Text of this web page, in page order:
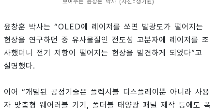
보여주는 윤창훈 박사 (사진=생기원)
윤창훈 박사는 “OLED에 레이저를 쏘면 발광도가 떨어지는
현상을 연구하던 중 유사물질인 전도성 고분자에 레이저를 조
사했더니 전기 저항이 떨어지는 현상을 발견하게 되었다”고
설명했다.
이어 “개발된 공정기술은 플렉시블 디스플레이뿐 아니라 사용
자 맞춤형 웨어러블 기기, 폴더블 태양광 패널 제작 등에도 폭